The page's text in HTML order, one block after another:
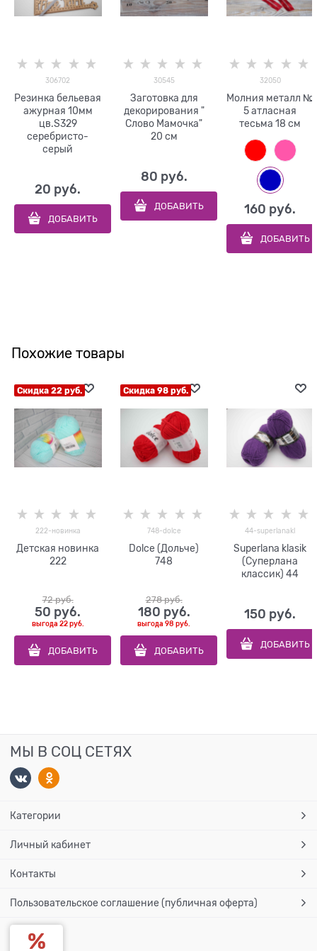
306702
Резинка бельевая
ажурная 10мм
цв.S329
серебристо-
серый
20 руб.
ДОБАВИТЬ
30545
Заготовка для
декорирования "
Слово Мамочка"
20 см
80 руб.
ДОБАВИТЬ
32050
Молния металл №
5 атласная
тесьма 18 см
160 руб.
ДОБАВИТЬ
Похожие товары
Скидка 22 руб.
222-новинка
Детская новинка
222
72 руб.
50 руб.
выгода 22 руб.
ДОБАВИТЬ
Скидка 98 руб.
748-dolce
Dolce (Дольче)
748
278 руб.
180 руб.
выгода98 руб.
ДОБАВИТЬ
44-superlanakl
Superlana klasik
(Суперлана
классик) 44
150 руб.
ДОБАВИТЬ
МЫ В СОЦ СЕТЯХ
Категории
Личный кабинет
Контакты
Пользовательское соглашение (публичная оферта)